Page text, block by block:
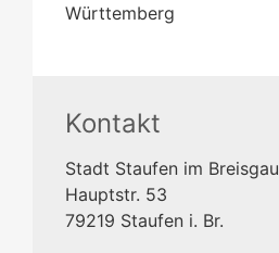
Württemberg
Kontakt
Stadt Staufen im Breisgau
Hauptstr. 53
79219 Staufen i. Br.